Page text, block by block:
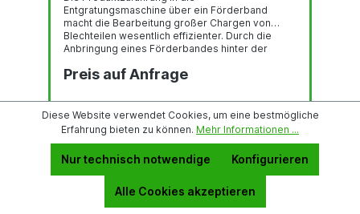
Entgratungsmaschine über ein Förderband
macht die Bearbeitung großer Chargen von
Blechteilen wesentlich effizienter. Durch die
Anbringung eines Förderbandes hinter der
auf der Rückseite gesammelt werden. Q-Fin
liefert diese Eingangs- und Ausgangsriemen in
zwei verschiedenen Ausführungen. Die IOC-
Bänder sind sehr robust und haben eine Länge
von 3400 mm. Diese Förderbänder sind in
Bezug auf Geschwindigkeit und
Entgratungsmaschine...
Preis auf Anfrage
In den Anfragekorb
Diese Website verwendet Cookies, um eine bestmögliche
Erfahrung bieten zu können. Mehr Informationen ...
Nur technisch notwendige Konfigurieren
Alle Cookies akzeptieren